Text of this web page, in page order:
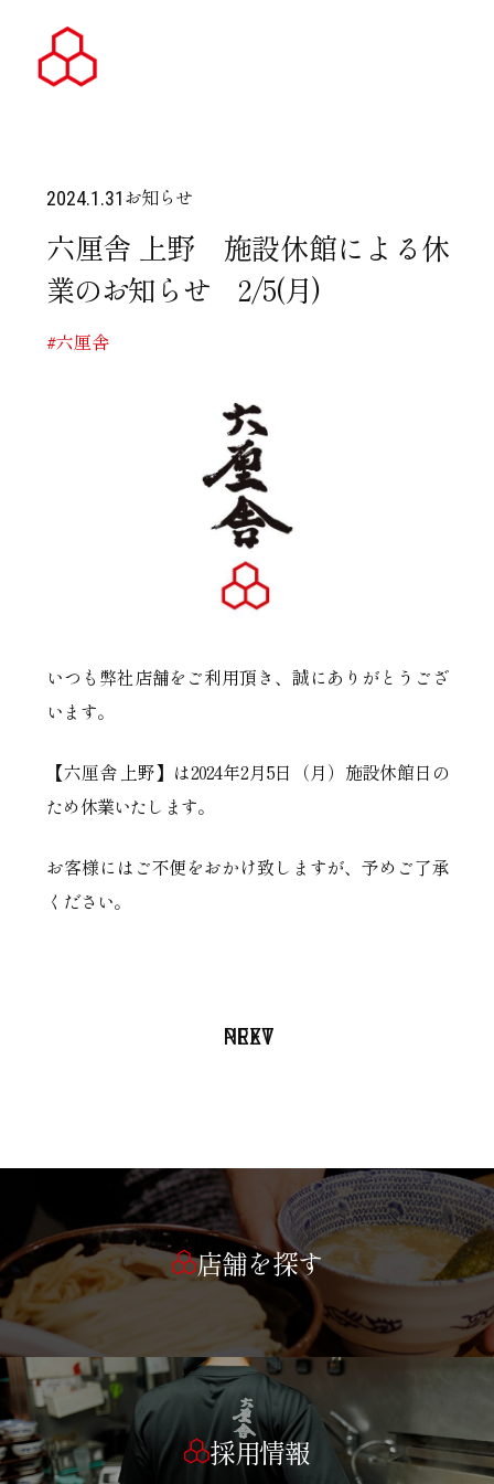
2024.1.31お知らせ
六厘舎 上野 施設休館による休
業のお知らせ 2/5(月)
#六厘舎
いつも弊社店舗をご利用頂き、誠にありがとうござ
います。
【六厘舎 上野】は2024年2月5日（月）施設休館日の
ため休業いたします。
お客様にはご不便をおかけ致しますが、予めご了承
ください。
PREV
NEXT
店舗を探す
採用情報